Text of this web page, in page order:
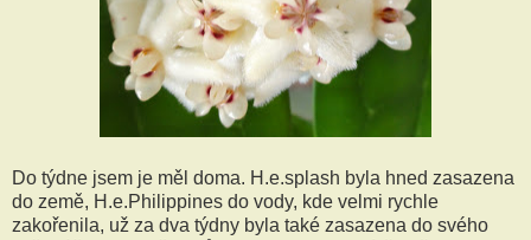
Do týdne jsem je měl doma. H.e.splash byla hned zasazena
do země, H.e.Philippines do vody, kde velmi rychle
zakořenila, už za dva týdny byla také zasazena do svého